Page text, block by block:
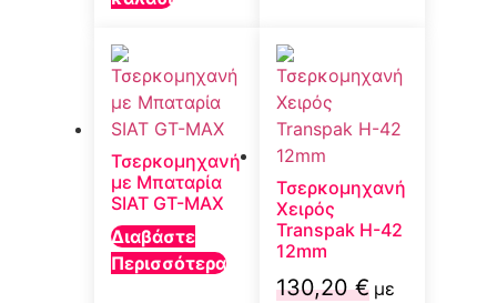
Τσερκομηχανή
με Μπαταρία
SIAT GT-MAX
Διαβάστε
Περισσότερα
Τσερκομηχανή
Χειρός
Transpak H-42
12mm
130,20€ με